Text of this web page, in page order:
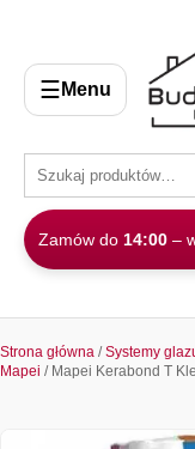
☰ Menu
Zamów do 14:00 –
Strona główna /Systemy
Mapei / Mapei Kerabond T